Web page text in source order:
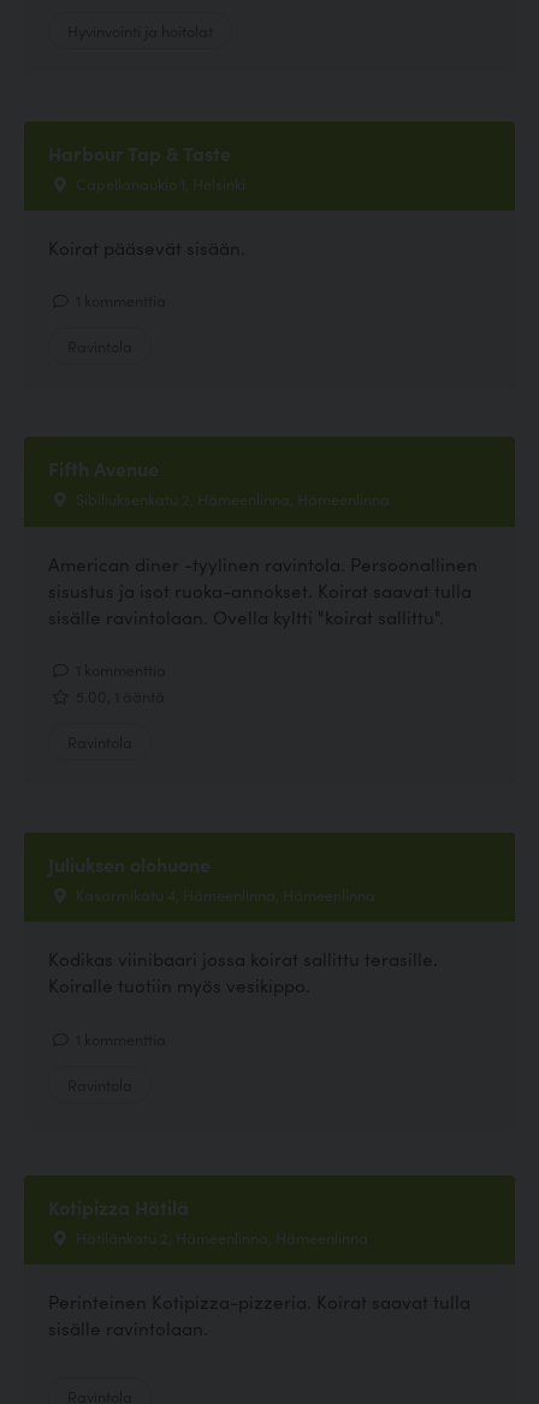
Harbour Tap & Taste
Capellanaukio 1, Helsinki
Koirat pääsevät sisään.
Fifth Avenue
Sibiliuksenkatu 2, Hämeenlinna, Hämeenlinna
American diner -tyylinen ravintola. Persoonallinen
sisustus ja isot ruoka-annokset. Koirat saavat tulla
sisälle ravintolaan. Ovella kyltti "koirat sallittu".
Juliuksen olohuone
Kasarmikatu 4, Hämeenlinna, Hämeenlinna
Kodikas viinibaari jossa koirat sallittu terasille.
Koiralle tuotiin myös vesikippo.
Kotipizza Hätilä
Hätilänkatu 2, Hämeenlinna, Hämeenlinna
Perinteinen Kotipizza-pizzeria. Koirat saavat tulla
sisälle ravintolaan.